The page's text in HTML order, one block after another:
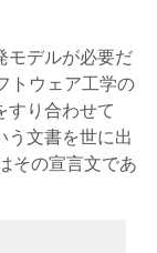
モデルが必要だ
トウェア工学の
すり合わせて
う文書を世に出
その宣言文であ